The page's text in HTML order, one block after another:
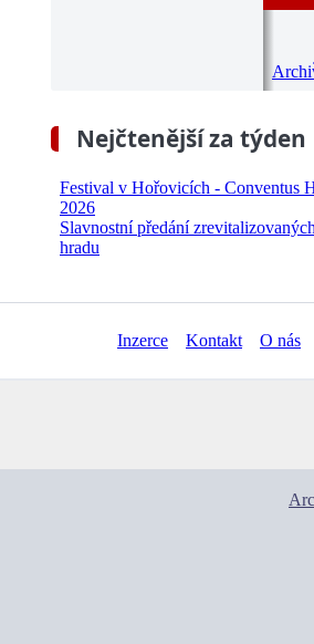
Nejčtenější za týden
Festival v Hořovicích - Conventus
2026
Slavnostní předání
hradu
Inzerce Kontakt O nás